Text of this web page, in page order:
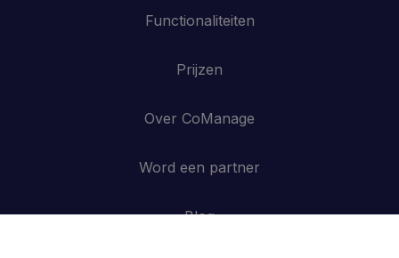
Functionaliteiten
Prijzen
Over CoManage
Word een partner
Blog